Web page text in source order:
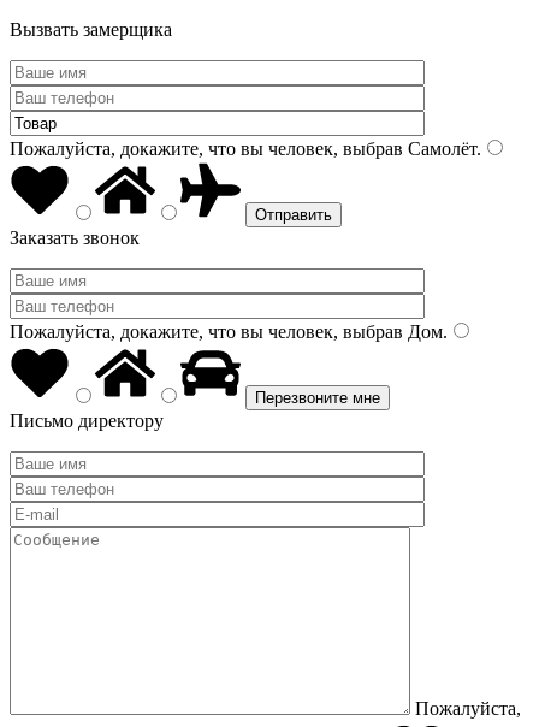
Вызвать замерщика
Пожалуйста, докажите, что вы человек, выбрав Самолёт.
Заказать звонок
Пожалуйста, докажите, что вы человек, выбрав Дом.
Письмо директору
Пожалуйста,